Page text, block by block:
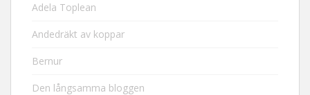
Adela Toplean
Andedräkt av koppar
Bernur
Den långsamma bloggen